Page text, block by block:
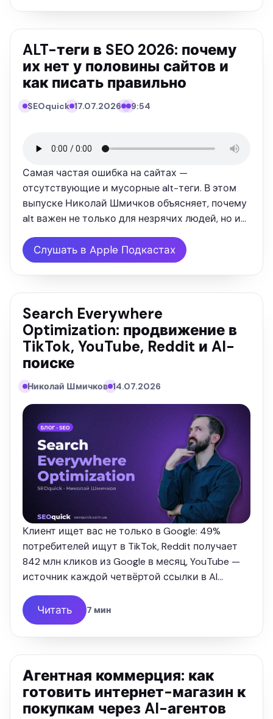
ALT-теги в SEO 2026: почему
их нет у половины сайтов и
как писать правильно
SEOquick 17.07.2026 9:54
ПОДКАСТ
Самая частая ошибка на сайтах —
отсутствующие и мусорные alt-теги. В этом
выпуске Николай Шмичков объясняет, почему
alt важен не только для незрячих людей, но и
— это «вторые слепые», они читают картинку
по alt и имени файла, а не …
Слушать в Apple Подкастах
Search Everywhere
Optimization: продвижение в
TikTok, YouTube, Reddit и AI-
поиске
Николай Шмичков 14.07.2026
Клиент ищет вас не только в Google: 49%
потребителей ищут в TikTok, Reddit получает
842 млн кликов из Google в месяц, YouTube —
источник каждой четвёртой ссылки в AI
Overviews. Разбираю, как владельцу бизнеса
выбрать 2–3 площадки и не …
Читать 7 мин
Агентная коммерция: как
готовить интернет-магазин к
покупкам через AI-агентов